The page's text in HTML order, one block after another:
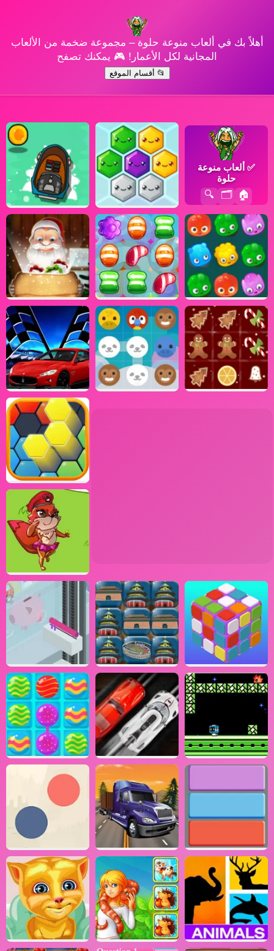
أهلاً بك في ألعاب منوعة حلوة – مجموعة ضخمة من الألعاب
المجانية لكل الأعمار! 🎮 يمكنك تصفح
📂 أقسام الموقع
✅ ألعاب منوعة
حلوة
🏠
🗂️
🔍